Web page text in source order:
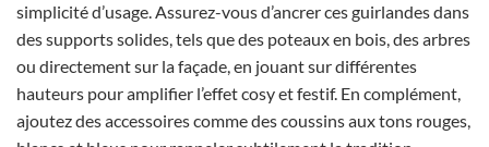
simplicité d’usage. Assurez-vous d’ancrer ces guirlandes dans
des supports solides, tels que des poteaux en bois, des arbres
ou directement sur la façade, en jouant sur différentes
hauteurs pour amplifier l’effet cosy et festif. En complément,
ajoutez des accessoires comme des coussins aux tons rouges,